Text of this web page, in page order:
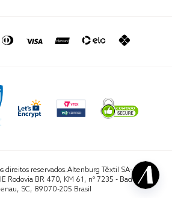
direitos reservados.Altenburg Têxtil SA- CNPJ
Rodovia BR 470, KM 61, nº 7235 - Badenfurt,
SC, 89070-205 Brasil